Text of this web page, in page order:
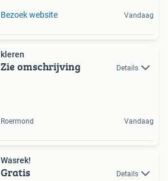
Bezoek website Vandaag
kleren
Zie omschrijving Details
Roermond Vandaag
Wasrek!
Gratis Details